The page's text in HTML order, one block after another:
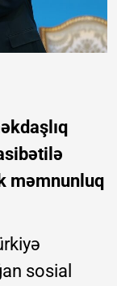
məmnunluq
sosial